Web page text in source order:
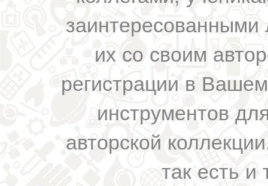
их со своим
регистрации в
инструментов
авторской
так есть и